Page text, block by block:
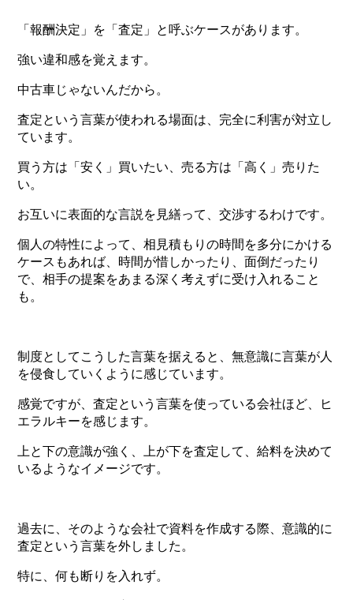
「報酬決定」を「査定」と呼ぶケースがあります。
強い違和感を覚えます。
中古車じゃないんだから。
査定という言葉が使われる場面は、完全に利害が対立し
ています。
買う方は「安く」買いたい、売る方は「高く」売りた
い。
お互いに表面的な言説を見繕って、交渉するわけです。
個人の特性によって、相見積もりの時間を多分にかける
ケースもあれば、時間が惜しかったり、面倒だったり
で、相手の提案をあまる深く考えずに受け入れること
も。
制度としてこうした言葉を据えると、無意識に言葉が人
を侵食していくように感じています。
感覚ですが、査定という言葉を使っている会社ほど、ヒ
エラルキーを感じます。
上と下の意識が強く、上が下を査定して、給料を決めて
いるようなイメージです。
過去に、そのような会社で資料を作成する際、意識的に
査定という言葉を外しました。
特に、何も断りを入れず。